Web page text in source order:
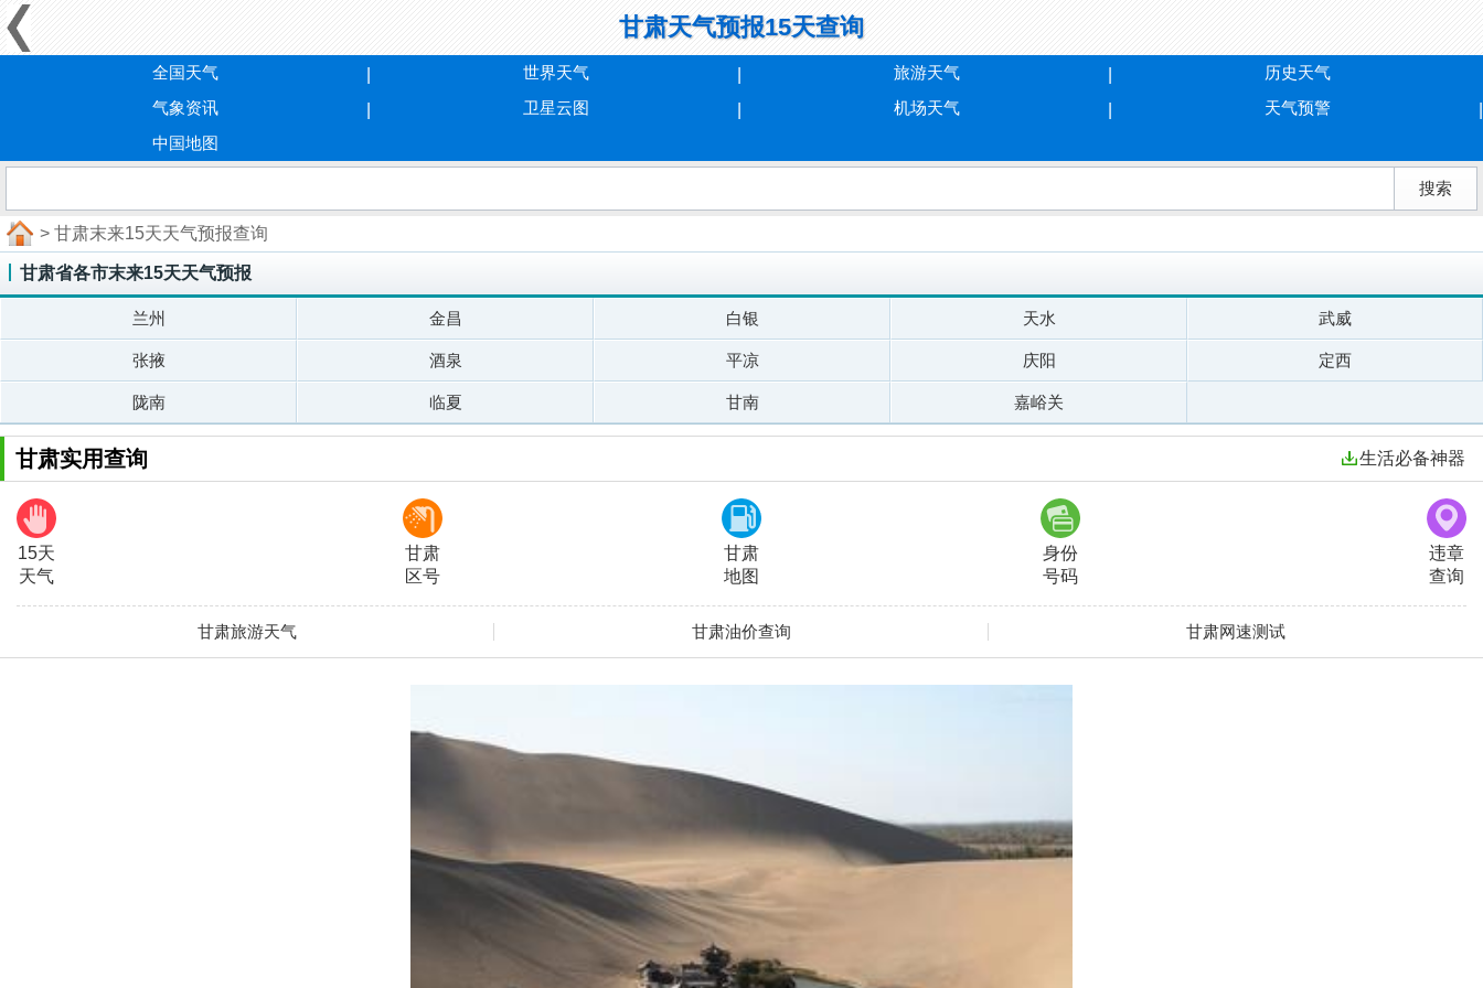
甘肃天气预报15天查询
全国天气 世界天气 旅游天气
历史天气
气象资讯
卫星云图 机场天气
天气预警
中国地图
> 甘肃末来15天天气预报查询
甘肃省各市末来15天天气预报
兰州 金昌 白银 天水 武威
张掖 酒泉 平凉 庆阳 定西
陇南 临夏 甘南 嘉峪关
甘肃实用查询 生活必备神器
15天
天气
甘肃
区号
甘肃
地图
身份
号码
违章
查询
甘肃旅游天气 甘肃油价查询 甘肃网速测试